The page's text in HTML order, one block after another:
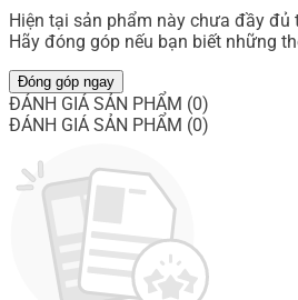
Hiện tại sản phẩm này chưa đầy đủ
Hãy đóng góp nếu bạn biết những
Đóng góp ngay
ĐÁNH GIÁ SẢN PHẨM (0)
ĐÁNH GIÁ SẢN PHẨM (0)